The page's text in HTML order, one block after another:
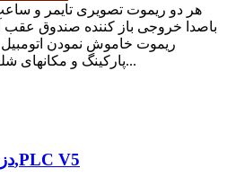
هر دو ریموت تصویری تایمر و
باصدا خروجی باز کننده صندوق عقب
ریموت خاموش نمودن
پارکینگ و مکانهای شلوغ فعال و قفل شدن دربها به...
دزدگیر تصویری پی ال سی,PLC V5